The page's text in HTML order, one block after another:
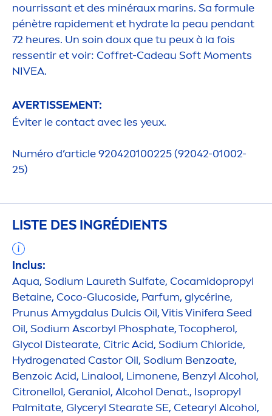
nourrissant et des minéraux marins. Sa formule
pénètre rapidement et hydrate la peau pendant
72 heures. Un soin doux que tu peux à la fois
ressentir et voir: Coffret-Cadeau Soft Moments
NIVEA.
AVERTISSEMENT:
Éviter le contact avec les yeux.
Numéro d’article 920420100225 (92042-01002-
25)
LISTE DES INGRÉDIENTS
Inclus:
Aqua, Sodium Laureth Sulfate, Cocamidopropyl
Betaine, Coco-Glucoside, Parfum, glycérine,
Prunus Amygdalus Dulcis Oil, Vitis Vinifera Seed
Oil, Sodium Ascorbyl Phosphate, Tocopherol,
Glycol Distearate, Citric Acid, Sodium Chloride,
Hydrogenated Castor Oil, Sodium Benzoate,
Benzoic Acid, Linalool, Limonene, Benzyl Alcohol,
Citronellol, Geraniol, Alcohol Denat., Isopropyl
Palmitate, Glyceryl Stearate SE, Cetearyl Alcohol,